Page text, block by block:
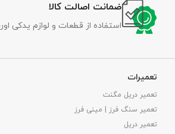
ضمانت اصالت کالا
استفاده از قطعات و لوازم یدکی
تعمیرات
تعمیر دریل مگنت
تعمیر سنگ فرز | مینی فرز
تعمیر دریل